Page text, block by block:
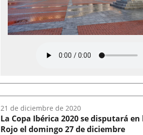
Fecha
del
audio:
21 de diciembre de 2020
La Copa Ibérica 2020 se disputará en
Rojo el domingo 27 de diciembre